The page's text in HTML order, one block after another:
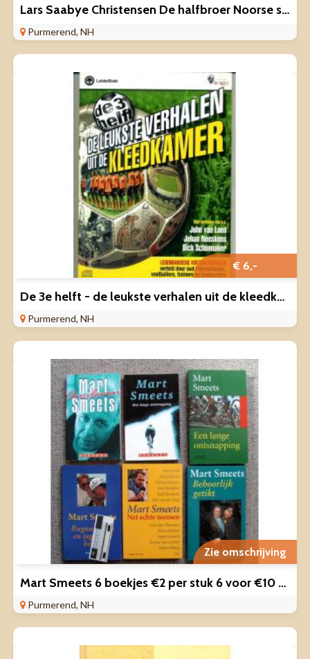
Lars Saabye Christensen De halfbroer Noorse schrijver ZGAN
Purmerend, NH
€ 6,-
De 3e helft - de leukste verhalen uit de kleedkamer luisterb
Purmerend, NH
Zie omschrijving
Mart Smeets 6 boekjes €2 per stuk 6 voor €10 mooi
Purmerend, NH